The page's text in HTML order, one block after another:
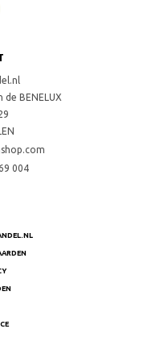
BENELUX
004